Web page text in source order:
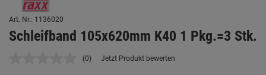
Art. Nr.: 1136020
Schleifband 105x620mm K40 1 Pkg.=3 Stk.
Kein
(0) Jetzt Produkt bewerten